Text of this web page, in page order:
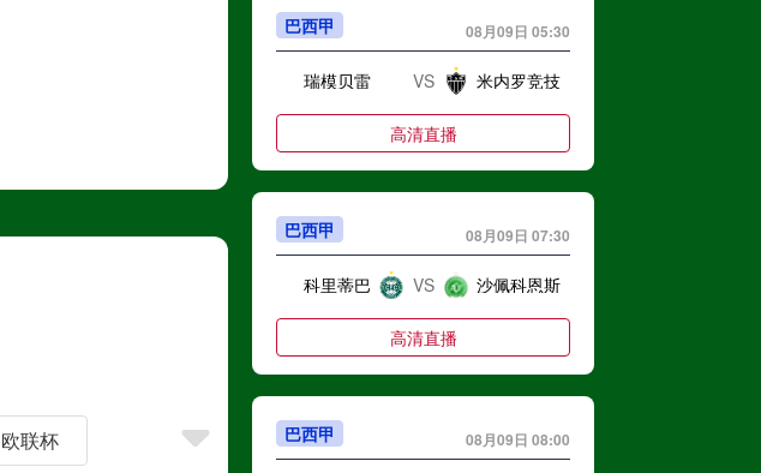
欧联杯
巴西甲 08月09日 05:30
瑞模贝雷 VS 米内罗竞技
高清直播
巴西甲 08月09日 07:30
科里蒂巴 VS 沙佩科恩斯
高清直播
巴西甲 08月09日 08:00